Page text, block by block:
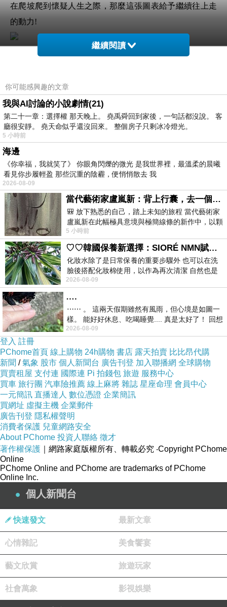
在爬坡爬到懷疑人生之際，那麼這張圖表給予繼續往上走
的動力!
走了幾回捎來步道，這一回正式走波津加山步道!
一開始溫馨的下坡~
但是很傷膝蓋，趕緊套上護膝!
繼續閱讀
你可能感興趣的文章
我與AI討論的小說劇情(21)
第二十一章：選擇權 那天晚上。 堯禹舜回到家後，一句話都沒說。 客
廳很安靜。 堯天命似乎還沒回來。 整個房子只剩冰冷燈光。
5 小時前
海邊
《你幸福，我就笑了》 你眼角閃爍的微光 是我世界裡，最溫柔的晨曦
看見你步履輕盈 那些沉重的陰霾，便悄悄散去 我
2026-08-09
當代藝術家盧嵐新：背上行囊，去一個沒有人認識你的地方——看風景，也遇見渴望出發的自己
🎒 放下熟悉的自己，踏上未知的旅程 當代藝術家
盧嵐新在此幅極具意境與極簡線條的新作中，以顆
粒感豐富的灰綠粗糙背景，搭配凝練且具
5 小時前
♡♡韓國保養新選擇：SIORÉ NMN賦活泡泡化妝水♡♡
化妝水除了是日常保養的重要步驟外 也可以在洗
臉後搭配化妝棉使用，以作為再次清潔 自然也是
我的保養必備品項 不過，我對於化妝
2026-08-09
….
⋯⋯ 。 這兩天假期雖然有風雨，但心境是如圖一
樣。 能好好休息、吃喝睡覺.... 真是太好了！ 回想
起來，以前根本就很難有這
2026-08-09
登入 註冊
PChome首頁 線上購物 24h購物 書店 露天拍賣 比比昂代購
新聞 /氣象 股市 個人新聞台 廣告刊登 加入聯播網 全球購物
買賣租屋 支付連 國際連 Pi 拍錢包 旅遊 服務中心
買車 旅行團 汽車險推薦 線上麻將 雜誌 星座命理 會員中心
一元簡訊 直播達人 數位憑證 企業簡訊
買網址 虛擬主機 企業郵件
廣告刊登 隱私權聲明
消費者保護 兒童網路安全
About PChome 投資人聯絡 徵才
著作權保護 ｜網路家庭版權所有、轉載必究 ‧Copyright PChome
Online
PChome Online and PChome are trademarks of PChome
Online Inc.
個人新聞台
快速發文 最新文章
心情雜記 美食饗宴
藝文欣賞 旅遊玩家
社會萬象 影視娛樂